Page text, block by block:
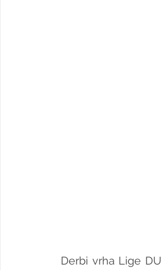
Derbi vrha Lige